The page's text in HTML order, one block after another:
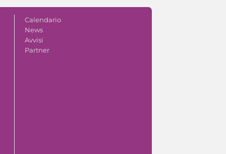
Calendario
News
Avvisi
Partner